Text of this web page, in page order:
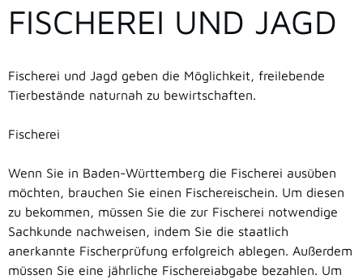
FISCHEREI UND JAGD
Fischerei und Jagd geben die Möglichkeit, freilebende
Tierbestände naturnah zu bewirtschaften.
Fischerei
Wenn Sie in Baden-Württemberg die Fischerei ausüben
möchten, brauchen Sie einen Fischereischein. Um diesen
zu bekommen, müssen Sie die zur Fischerei notwendige
Sachkunde nachweisen, indem Sie die staatlich
anerkannte Fischerprüfung erfolgreich ablegen. Außerdem
müssen Sie eine jährliche Fischereiabgabe bezahlen. Um